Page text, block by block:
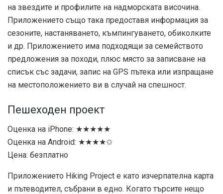
на звездите и профилите на надморската височина.
Приложението също така предоставя информация за
сезоните, настаняването, къмпингуването, обиколките
и др. Приложението има подходящи за семейството
предложения за походи, плюс място за записване на
списък със задачи, запис на GPS пътека или изпращане
на местоположението ви в случай на спешност.
Пешеходен проект
Оценка на iPhone: ★★★★★
Оценка на Android: ★★★★✩
Цена: безплатно
Приложението Hiking Project е като изчерпателна карта
и пътеводител, събрани в едно. Когато търсите нещо